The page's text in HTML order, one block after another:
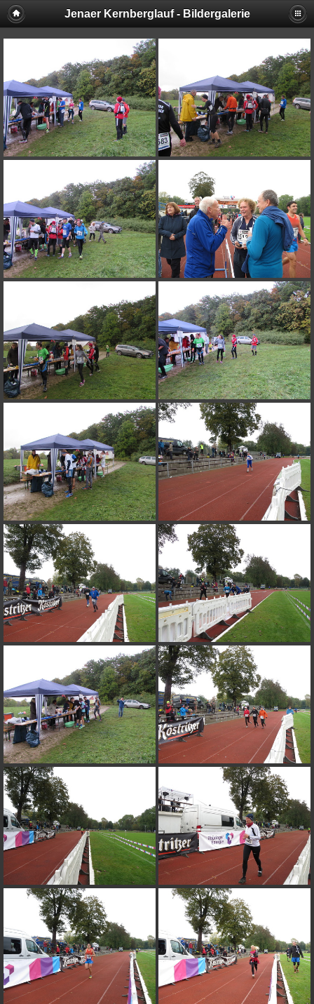
Jenaer Kernberglauf - Bildergalerie